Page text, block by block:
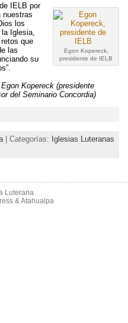
Egon Kopereck,
presidente de IELB
IELB por
nuestras
los
Iglesia,
que
las
su
Kopereck (presidente
del Seminario Concordia)
| Categorías: Iglesias Luteranas
Luterana
& Atahualpa